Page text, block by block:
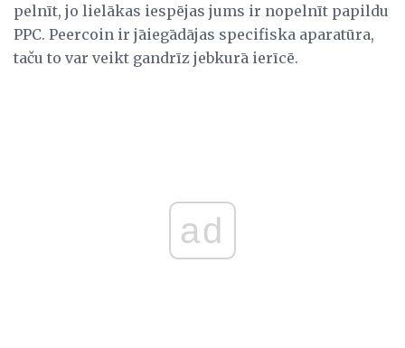
pelnīt, jo lielākas iespējas jums ir nopelnīt papildu
PPC. Peercoin ir jāiegādājas specifiska aparatūra,
taču to var veikt gandrīz jebkurā ierīcē.
ad